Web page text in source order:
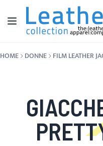
Salta al contenuto
Toggle Nav
HOME DONNE FILM LEATHER